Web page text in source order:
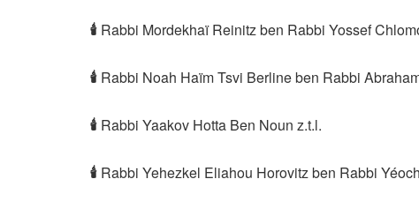
🕯 Rabbi Mordekhaï Reinitz ben Rabbi Yossef
🕯 Rabbi Noah Haïm Tsvi Berline ben Rabbi
🕯 Rabbi Yaakov Hotta Ben Noun z.t.l.
🕯 Rabbi Yehezkel Eliahou Horovitz ben Rabbi